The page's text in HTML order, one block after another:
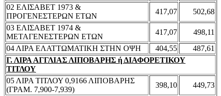
02 ΕΛΙΣΑΒΕΤ 1973 &
ΠΡΟΓΕΝΕΣΤΕΡΩΝ ΕΤΩΝ
417,07
502,68
03 ΕΛΙΣΑΒΕΤ 1974 &
ΜΕΤΑΓΕΝΕΣΤΕΡΩΝ ΕΤΩΝ
417,07
498,11
04 ΛΙΡΑ ΕΛΑΤΤΩΜΑΤΙΚΗ ΣΤΗΝ ΟΨΗ
404,55
487,61
Γ. ΛΙΡΑ ΑΓΓΛΙΑΣ ΛΙΠΟΒΑΡΗΣ ή ΔΙΑΦΟΡΕΤΙΚΟΥ
ΤΙΤΛΟΥ
05 ΛΙΡΑ ΤΙΤΛΟΥ 0,9166 ΛΙΠΟΒΑΡΗΣ
(ΓΡΑΜ. 7,900-7,939)
398,10
449,73